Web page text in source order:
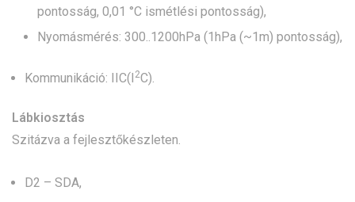
pontosság, 0,01 °C ismétlési pontosság),
Nyomásmérés: 300..1200hPa (1hPa (~1m) pontosság),
Kommunikáció: IIC(I 2C).
Lábkiosztás
Szitázva a fejlesztőkészleten.
D2 – SDA,